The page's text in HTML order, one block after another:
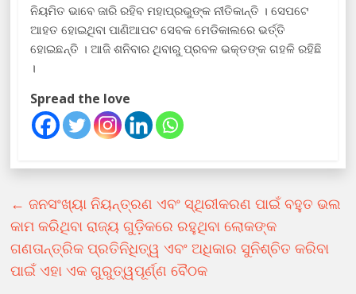
ନିୟମିତ ଭାବେ ଜାରି ରହିବ ମହାପ୍ରଭୁଙ୍କ ନୀତିକାନ୍ତି । ସେପଟେ
ଆହତ ହୋଇଥିବା ପାଣିଆପଟ ସେବକ ମେଡିକାଲରେ ଭର୍ତ୍ତି
ହୋଇଛନ୍ତି । ଆଜି ଶନିବାର ଥିବାରୁ ପ୍ରବଳ ଭକ୍ତଙ୍କ ଗହଳି ରହିଛି
।
Spread the love
← ଜନସଂଖ୍ୟା ନିୟନ୍ତ୍ରଣ ଏବଂ ସ୍ଥିରୀକରଣ ପାଇଁ ବହୁତ ଭଲ
କାମ କରିଥିବା ରାଜ୍ୟ ଗୁଡ଼ିକରେ ରହୁଥିବା ଲୋକଙ୍କ
ଗଣତାନ୍ତ୍ରିକ ପ୍ରତିନିଧିତ୍ୱ ଏବଂ ଅଧିକାର ସୁନିଶ୍ଚିତ କରିବା
ପାଇଁ ଏହା ଏକ ଗୁରୁତ୍ୱପୂର୍ଣ୍ଣ ବୈଠକ